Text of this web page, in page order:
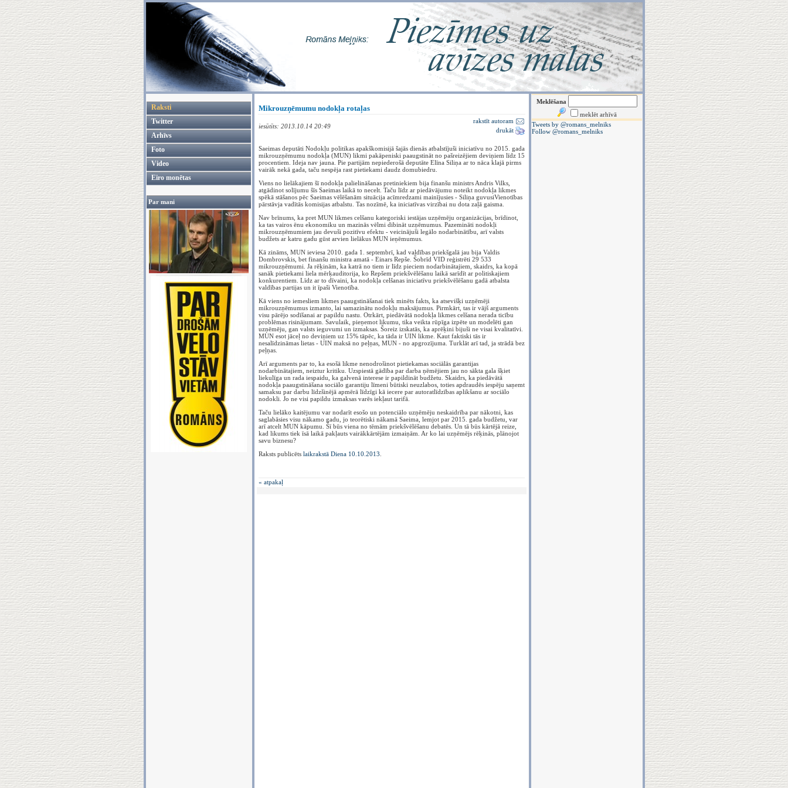
Raksti
Twitter
Arhīvs
Foto
Video
Eiro monētas
Par mani
Mikrouzņēmumu nodokļa rotaļas
iesūtīts: 2013.10.14 20:49
rakstīt autoram
drukāt
Saeimas deputāti Nodokļu politikas apakškomisijā šajās dienās atbalstījuši iniciatīvu no 2015. gada
mikrouzņēmumu nodokļa (MUN) likmi pakāpeniski paaugstināt no pašreizējiem deviņiem līdz 15
procentiem. Ideja nav jauna. Pie partijām nepiederošā deputāte Elīna Siliņa ar to nāca klajā pirms
vairāk nekā gada, taču nespēja rast pietiekami daudz domubiedru.
Viens no lielākajiem šī nodokļa palielināšanas pretiniekiem bija finanšu ministrs Andris Vilks,
atgādinot solījumu šīs Saeimas laikā to necelt. Taču līdz ar piedāvājumu noteikt nodokļa likmes
spēkā stāšanos pēc Saeimas vēlēšanām situācija acīmredzami mainījusies - Siliņa guvusiVienotības
pārstāvja vadītās komisijas atbalstu. Tas nozīmē, ka iniciatīvas virzībai nu dota zaļā gaisma.
Nav brīnums, ka pret MUN likmes celšanu kategoriski iestājas uzņēmēju organizācijas, brīdinot,
ka tas vairos ēnu ekonomiku un mazinās vēlmi dibināt uzņēmumus. Pazemināti nodokļi
mikrouzņēmumiem jau devuši pozitīvu efektu - veicinājuši legālo nodarbinātību, arī valsts
budžets ar katru gadu gūst arvien lielākus MUN ieņēmumus.
Kā zināms, MUN ieviesa 2010. gada 1. septembrī, kad valdības priekšgalā jau bija Valdis
Dombrovskis, bet finanšu ministra amatā - Einars Repše. Šobrīd VID reģistrēti 29 533
mikrouzņēmumi. Ja rēķinām, ka katrā no tiem ir līdz pieciem nodarbinātajiem, skaidrs, ka kopā
sanāk pietiekami liela mērķauditorija, ko Repšem priekšvēlēšanu laikā sarīdīt ar politiskajiem
konkurentiem. Līdz ar to dīvaini, ka nodokļa celšanas iniciatīvu priekšvēlēšanu gadā atbalsta
valdības partijas un it īpaši Vienotība.
Kā viens no iemesliem likmes paaugstināšanai tiek minēts fakts, ka atsevišķi uzņēmēji
mikrouzņēmumus izmanto, lai samazinātu nodokļu maksājumus. Pirmkārt, tas ir vājš arguments
visu pārējo sodīšanai ar papildu nastu. Otrkārt, piedāvātā nodokļa likmes celšana nerada ticību
problēmas risinājumam. Savulaik, pieņemot likumu, tika veikta rūpīga izpēte un modelēti gan
uzņēmēju, gan valsts ieguvumi un izmaksas. Šoreiz izskatās, ka aprēķini bijuši ne visai kvalitatīvi.
MUN esot jāceļ no deviņiem uz 15% tāpēc, ka tāda ir UIN likme. Kaut faktiski tās ir
nesalīdzināmas lietas - UIN maksā no peļņas, MUN - no apgrozījuma. Turklāt arī tad, ja strādā bez
peļņas.
Arī arguments par to, ka esošā likme nenodrošinot pietiekamas sociālās garantijas
nodarbinātajiem, neiztur kritiku. Uzspiestā gādība par darba ņēmējiem jau no sākta gala šķiet
liekulīga un rada iespaidu, ka galvenā interese ir papildināt budžetu. Skaidrs, ka piedāvātā
nodokļa paaugstināšana sociālo garantiju līmeni būtiski neuzlabos, toties apdraudēs iespēju saņemt
samaksu par darbu līdzšinējā apmērā līdzīgi kā iecere par autoratlīdzības aplikšanu ar sociālo
nodokli. Jo ne visi papildu izmaksas varēs iekļaut tarifā.
Taču lielāko kaitējumu var nodarīt esošo un potenciālo uzņēmēju neskaidrība par nākotni, kas
saglabāsies visu nākamo gadu, jo teorētiski nākamā Saeima, lemjot par 2015. gada budžetu, var
arī atcelt MUN kāpumu. Šī būs viena no tēmām priekšvēlēšanu debatēs. Un tā būs kārtējā reize,
kad likums tiek īsā laikā pakļauts vairākkārtējām izmaiņām. Ar ko lai uzņēmējs rēķinās, plānojot
savu biznesu?
Raksts publicēts laikrakstā Diena 10.10.2013
« atpakaļ
Meklēšana
meklēt arhīvā
Tweets by @romans_melniks
Follow @romans_melniks